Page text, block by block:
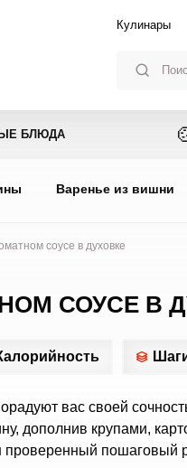
Кулинары
БЛЮДА
Варенье из вишни
соусе в духовке
СОУСЕ В
вас своей
дополнив крупами,
проверенный пошаговый